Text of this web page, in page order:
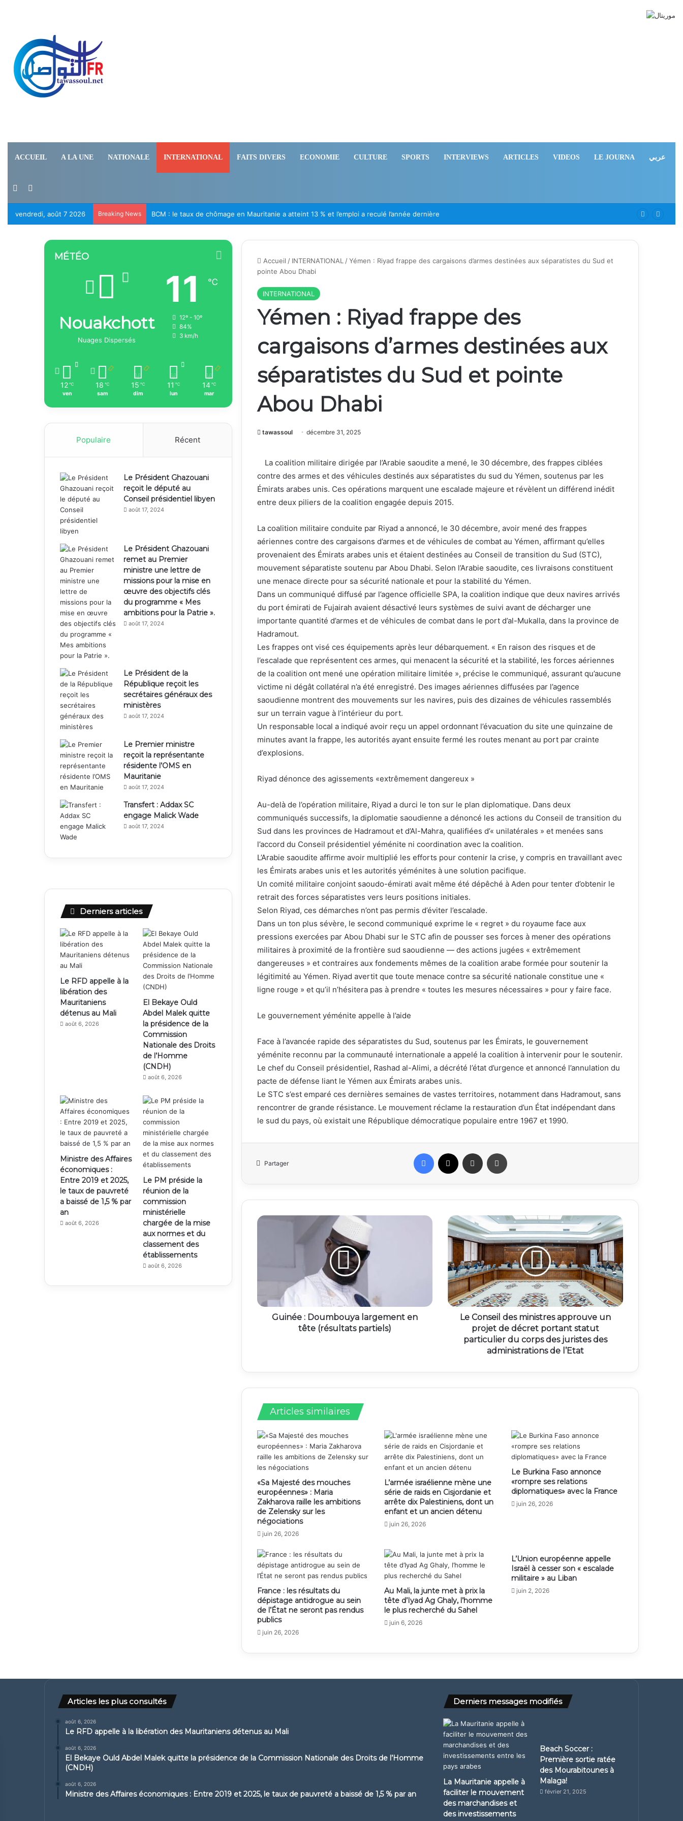
ACCUEIL A LA UNE NATIONALE INTERNATIONAL FAITS DIVERS ECONOMIE CULTURE SPORTS INTERVIEWS ARTICLES VIDEOS LE JOURNA عربي
Switch skin
vendredi, août 7 2026 Breaking News Le RFD appelle à la libération des Mauritaniens détenus au Mali
Accueil / INTERNATIONAL /Yémen : Riyad frappe des cargaisons d’armes destinées aux séparatistes du Sud et
pointe Abou Dhabi
INTERNATIONAL
Yémen : Riyad frappe des
cargaisons d’armes destinées aux
séparatistes du Sud et pointe
Abou Dhabi
tawassoul décembre 31, 2025
La coalition militaire dirigée par l’Arabie saoudite a mené, le 30 décembre, des frappes ciblées
contre des armes et des véhicules destinés aux séparatistes du sud du Yémen, soutenus par les
Émirats arabes unis. Ces opérations marquent une escalade majeure et révèlent un différend inédit
entre deux piliers de la coalition engagée depuis 2015.
La coalition militaire conduite par Riyad a annoncé, le 30 décembre, avoir mené des frappes
aériennes contre des cargaisons d’armes et de véhicules de combat au Yémen, affirmant qu’elles
provenaient des Émirats arabes unis et étaient destinées au Conseil de transition du Sud (STC),
mouvement séparatiste soutenu par Abou Dhabi. Selon l’Arabie saoudite, ces livraisons constituent
une menace directe pour sa sécurité nationale et pour la stabilité du Yémen.
Dans un communiqué diffusé par l’agence officielle SPA, la coalition indique que deux navires arrivés
du port émirati de Fujairah avaient désactivé leurs systèmes de suivi avant de décharger une
importante quantité d’armes et de véhicules de combat dans le port d’al-Mukalla, dans la province de
Hadramout.
Les frappes ont visé ces équipements après leur débarquement. « En raison des risques et de
l’escalade que représentent ces armes, qui menacent la sécurité et la stabilité, les forces aériennes
de la coalition ont mené une opération militaire limitée », précise le communiqué, assurant qu’aucune
victime ni dégât collatéral n’a été enregistré. Des images aériennes diffusées par l’agence
saoudienne montrent des mouvements sur les navires, puis des dizaines de véhicules rassemblés
sur un terrain vague à l’intérieur du port.
Un responsable local a indiqué avoir reçu un appel ordonnant l’évacuation du site une quinzaine de
minutes avant la frappe, les autorités ayant ensuite fermé les routes menant au port par crainte
d’explosions.
Riyad dénonce des agissements «extrêmement dangereux »
Au-delà de l’opération militaire, Riyad a durci le ton sur le plan diplomatique. Dans deux
communiqués successifs, la diplomatie saoudienne a dénoncé les actions du Conseil de transition du
Sud dans les provinces de Hadramout et d’Al-Mahra, qualifiées d’« unilatérales » et menées sans
l’accord du Conseil présidentiel yéménite ni coordination avec la coalition.
L’Arabie saoudite affirme avoir multiplié les efforts pour contenir la crise, y compris en travaillant avec
les Émirats arabes unis et les autorités yéménites à une solution pacifique.
Un comité militaire conjoint saoudo-émirati avait même été dépêché à Aden pour tenter d’obtenir le
retrait des forces séparatistes vers leurs positions initiales.
Selon Riyad, ces démarches n’ont pas permis d’éviter l’escalade.
Dans un ton plus sévère, le second communiqué exprime le « regret » du royaume face aux
pressions exercées par Abou Dhabi sur le STC afin de pousser ses forces à mener des opérations
militaires à proximité de la frontière sud saoudienne — des actions jugées « extrêmement
dangereuses » et contraires aux fondements mêmes de la coalition arabe formée pour soutenir la
légitimité au Yémen. Riyad avertit que toute menace contre sa sécurité nationale constitue une «
ligne rouge » et qu’il n’hésitera pas à prendre « toutes les mesures nécessaires » pour y faire face.
Le gouvernement yéménite appelle à l’aide
Face à l’avancée rapide des séparatistes du Sud, soutenus par les Émirats, le gouvernement
yéménite reconnu par la communauté internationale a appelé la coalition à intervenir pour le soutenir.
Le chef du Conseil présidentiel, Rashad al-Alimi, a décrété l’état d’urgence et annoncé l’annulation du
pacte de défense liant le Yémen aux Émirats arabes unis.
Le STC s’est emparé ces dernières semaines de vastes territoires, notamment dans Hadramout, sans
rencontrer de grande résistance. Le mouvement réclame la restauration d’un État indépendant dans
le sud du pays, où existait une République démocratique populaire entre 1967 et 1990.
Partager
Facebook Partager par email
Guinée : Doumbouya largement en
tête (résultats partiels)
Le Conseil des ministres approuve un
projet de décret portant statut
particulier du corps des juristes des
administrations de l’Etat
Articles similaires
«Sa Majesté des mouches
européennes» : Maria
Zakharova raille les ambitions
de Zelensky sur les
négociations
juin 26, 2026
L’armée israélienne mène une
série de raids en Cisjordanie et
arrête dix Palestiniens, dont un
enfant et un ancien détenu
juin 26, 2026
Le Burkina Faso annonce
«rompre ses relations
diplomatiques» avec la France
juin 26, 2026
France : les résultats du
dépistage antidrogue au sein
de l’État ne seront pas rendus
publics
juin 26, 2026
Au Mali, la junte met à prix la
tête d’Iyad Ag Ghaly, l’homme
le plus recherché du Sahel
juin 6, 2026
L’Union européenne appelle
Israël à cesser son « escalade
militaire » au Liban
juin 2, 2026
MÉTÉO
Nouakchott
Nuages Dispersés
11 ℃
12º - 10º
84%
3 km/h
12 ℃
ven
18 ℃
sam
15 ℃
dim
11 ℃
lun
14 ℃
mar
Populaire Récent
Le Président Ghazouani
reçoit le député au
Conseil présidentiel libyen
août 17, 2024
Le Président Ghazouani
remet au Premier
ministre une lettre de
missions pour la mise en
œuvre des objectifs clés
du programme « Mes
ambitions pour la Patrie ».
août 17, 2024
Le Président de la
République reçoit les
secrétaires généraux des
ministères
août 17, 2024
Le Premier ministre
reçoit la représentante
résidente l’OMS en
Mauritanie
août 17, 2024
Transfert : Addax SC
engage Malick Wade
août 17, 2024
Derniers articles
Le RFD appelle à la
libération des
Mauritaniens
détenus au Mali
août 6, 2026
El Bekaye Ould
Abdel Malek quitte
la présidence de la
Commission
Nationale des Droits
de l’Homme
(CNDH)
août 6, 2026
Ministre des Affaires
économiques :
Entre 2019 et 2025,
le taux de pauvreté
a baissé de 1,5 % par
an
août 6, 2026
Le PM préside la
réunion de la
commission
ministérielle
chargée de la mise
aux normes et du
classement des
établissements
août 6, 2026
Articles les plus consultés
août 6, 2026
Le RFD appelle à la libération des Mauritaniens détenus au Mali
août 6, 2026
El Bekaye Ould Abdel Malek quitte la présidence de la Commission Nationale des Droits de l’Homme
(CNDH)
août 6, 2026
Ministre des Affaires économiques : Entre 2019 et 2025, le taux de pauvreté a baissé de 1,5 % par an
Derniers messages modifiés
La Mauritanie appelle à
faciliter le mouvement
des marchandises et
des investissements
Beach Soccer :
Première sortie ratée
des Mourabitounes à
Malaga!
février 21, 2025